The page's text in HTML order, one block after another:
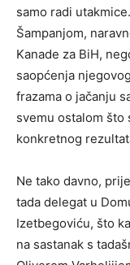
samo radi
Šampanjom,
Kanade za BiH,
saopćenja
frazama o jačanju
svemu ostalom što
konkretnog
Ne tako davno,
tada delegat u
Izetbegoviću, što
na sastanak s